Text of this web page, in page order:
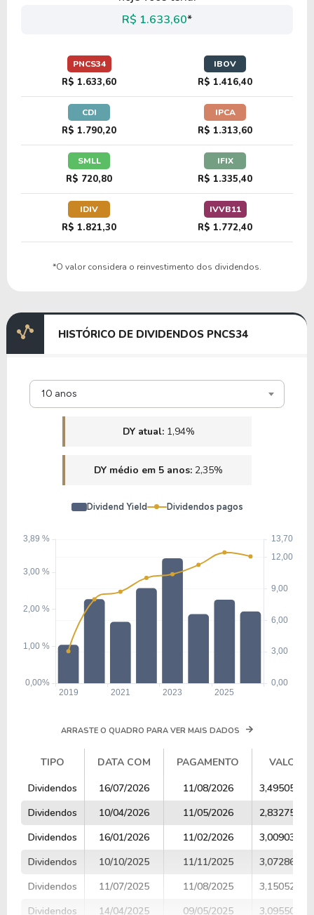
8,31 9,09%
12,00 12,03%
18,05 3,64 20,15% 0,76%
K1EY34
2,53%
R$ 1.633,60*
PNCS34
R$ 1.633,60
IBOV
R$ 1.416,40
CDI
R$ 1.790,20
IPCA
R$ 1.313,60
SMLL
R$ 720,80
IFIX
R$ 1.335,40
IDIV
R$ 1.821,30
IVVB11
R$ 1.772,40
*O valor considera o reinvestimento dos dividendos.
HISTÓRICO DE DIVIDENDOS PNCS34
10 anos
DY atual: 1,94%
DY médio em 5 anos: 2,35%
Dividend Yield Dividendos pagos
ARRASTE O QUADRO PARA VER MAIS DADOS
TIPO DATA COM PAGAMENTO
VALOR
TIPO
DATA COM PAGAMENTO VALOR
Dividendos 16/07/2026 11/08/2026
3,49505420
Dividendos
10/04/2026 11/05/2026
2,83275604
Dividendos
16/01/2026 11/02/2026
3,00903259
Dividendos
10/10/2025 11/11/2025
3,07286021
Dividendos
11/07/2025 11/08/2025
3,15052830
Dividendos
14/04/2025 09/05/2025
3,09550448